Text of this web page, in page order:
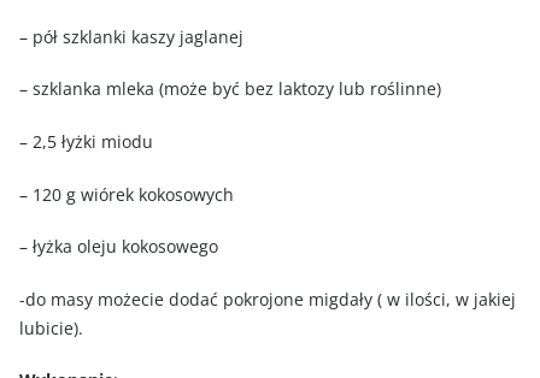
– pół szklanki kaszy jaglanej
– szklanka mleka (może być bez laktozy lub roślinne)
– 2,5 łyżki miodu
– 120 g wiórek kokosowych
– łyżka oleju kokosowego
-do masy możecie dodać pokrojone migdały ( w ilości, w jakiej
lubicie).